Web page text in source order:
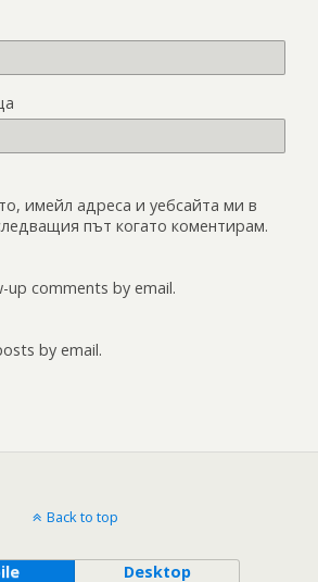
имейл адреса и уебсайта ми в
път когато коментирам.
comments by email.
by email.
Back to top
Desktop